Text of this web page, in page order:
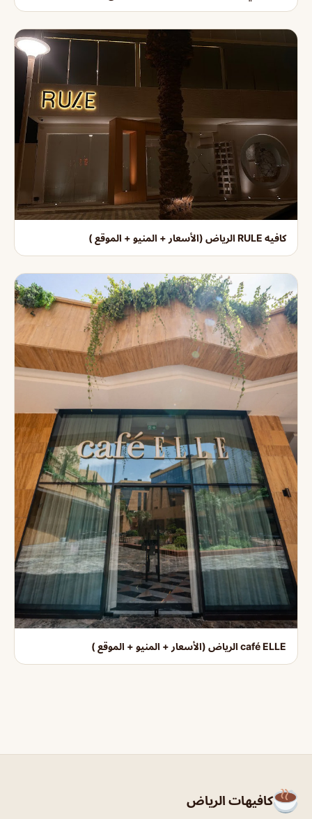
كافيه RULE الرياض (الأسعار + المنيو + الموقع )
café ELLE الرياض (الأسعار + المنيو + الموقع )
كافيهات الرياض